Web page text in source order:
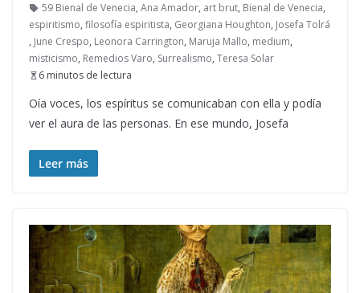
59 Bienal de Venecia, Ana Amador, art brut, Bienal de Venecia,
espiritismo, filosofía espiritista, Georgiana Houghton, Josefa Tolrá
, June Crespo, Leonora Carrington, Maruja Mallo, medium,
misticismo, Remedios Varo, Surrealismo, Teresa Solar
6 minutos de lectura
Oía voces, los espíritus se comunicaban con ella y podía
ver el aura de las personas. En ese mundo, Josefa
Leer más